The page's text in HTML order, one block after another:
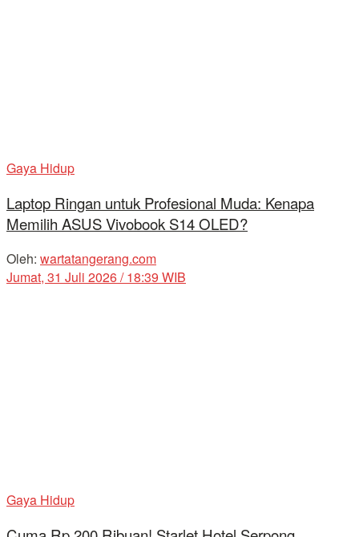
Gaya Hidup
Laptop Ringan untuk Profesional Muda: Kenapa
Memilih ASUS Vivobook S14 OLED?
Oleh: wartatangerang.com
Jumat, 31 Juli 2026 / 18:39 WIB
Gaya Hidup